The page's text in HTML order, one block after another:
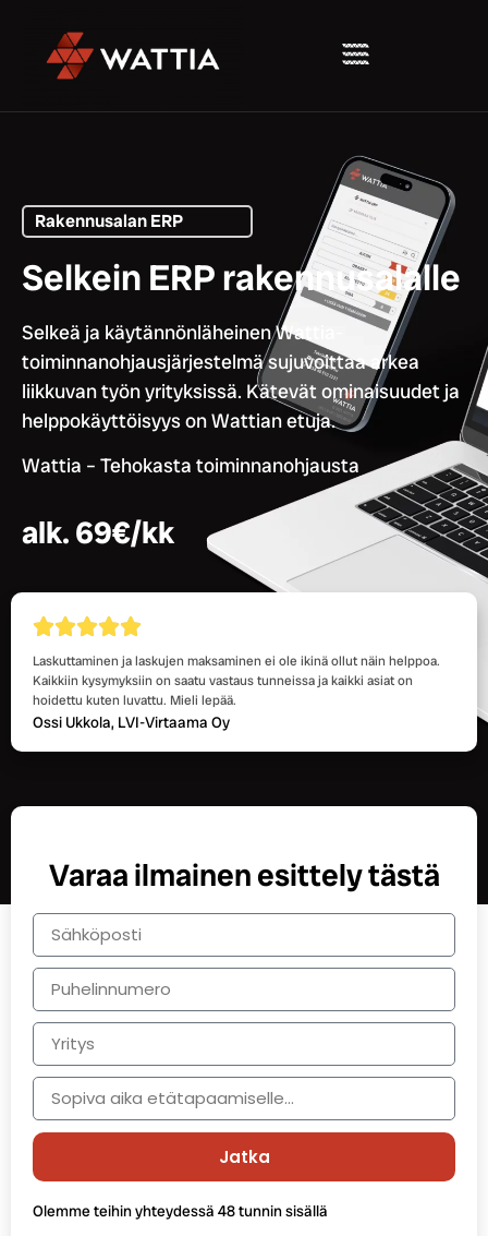
Rakennusalan ERP
Selkein ERP rakennusalalle
Selkeä ja käytännönläheinen Wattia-
toiminnanohjausjärjestelmä sujuvoittaa arkea
liikkuvan työn yrityksissä. Kätevät ominaisuudet ja
helppokäyttöisyys on Wattian etuja.
Wattia – Tehokasta toiminnanohjausta
alk. 69€/kk
Laskuttaminen ja laskujen maksaminen ei ole ikinä ollut näin helppoa.
Kaikkiin kysymyksiin on saatu vastaus tunneissa ja kaikki asiat on
hoidettu kuten luvattu. Mieli lepää.
Ossi Ukkola, LVI-Virtaama Oy
Varaa ilmainen esittely tästä
Jatka
Olemme teihin yhteydessä 48 tunnin sisällä